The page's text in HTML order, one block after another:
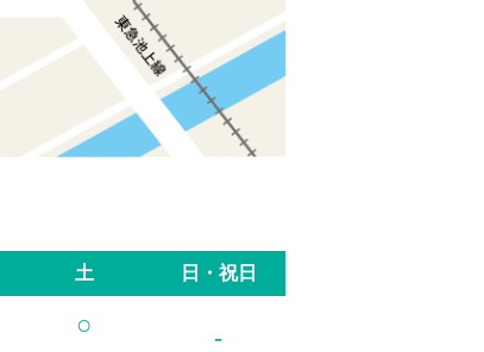
土 日・祝日
○ -